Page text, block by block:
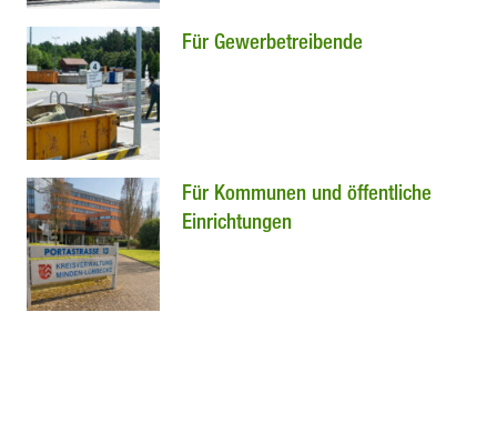
Für Gewerbetreibende
Für Kommunen und öffentliche
Einrichtungen